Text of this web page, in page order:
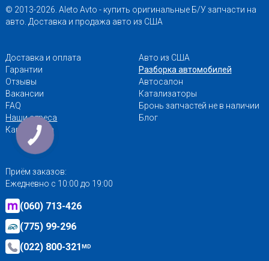
© 2013-2026. Aleto Avto - купить оригинальные Б/У запчасти на
авто. Доставка и продажа авто из США
Доставка и оплата
Гарантии
Отзывы
Вакансии
FAQ
Наши адреса
Карта сайта
Авто из США
Разборка автомобилей
Автосалон
Катализаторы
Бронь запчастей не в наличии
Блог
Приём заказов:
Ежедневно с 10:00 до 19:00
(060) 713-426
(775) 99-296
(022) 800-321MD